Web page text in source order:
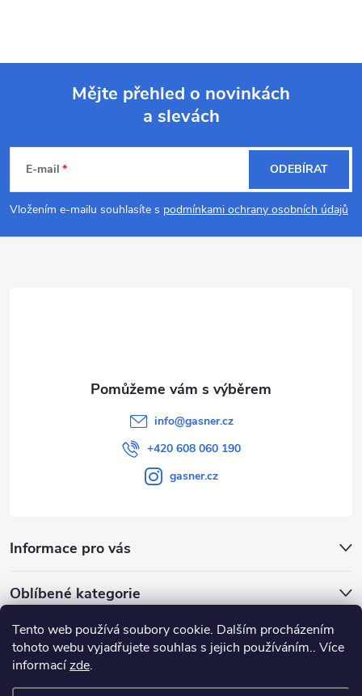
Tento web používá soubory cookie. Dalším procházením
tohoto webu vyjadřujete souhlas s jejich používáním.. Více
informacízde.
p
a
Mějte přehled o novinkách
a slevách
E-mail
Vložením e-mailu souhlasíte s podmínkami ochrany osobních údajů
ODEBÍRAT
info@gasner.cz
+420 608 060 190
gasner.cz
Informace pro vás
Oblíbené kategorie
Přijímáme online platby